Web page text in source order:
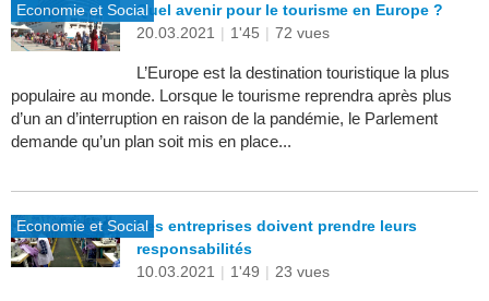
Economie et SocialQuel avenir pour le tourisme en Europe ?
20.03.2021 | 1'45 | 72 vues
L’Europe est la destination touristique la plus
populaire au monde. Lorsque le tourisme reprendra après plus
d’un an d’interruption en raison de la pandémie, le Parlement
demande qu’un plan soit mis en place...
Economie et SocialLes entreprises doivent prendre leurs
responsabilités
10.03.2021 | 1'49 | 23 vues